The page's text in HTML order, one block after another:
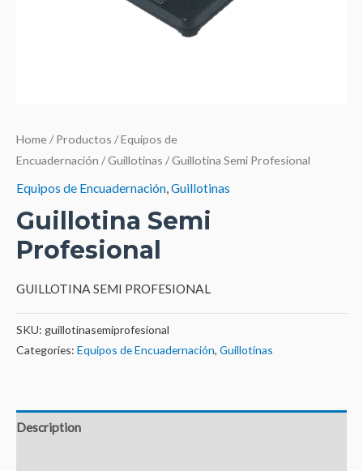
Home/Productos /Equipos de
Encuadernación /Guillotinas / Guillotina Semi Profesional
Equipos de Encuadernación,Guillotinas
Guillotina Semi
Profesional
GUILLOTINA SEMI PROFESIONAL
SKU: guillotinasemiprofesional
Categories: Equipos de Encuadernación, Guillotinas
Description